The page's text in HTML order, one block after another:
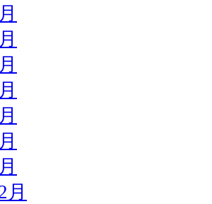
月